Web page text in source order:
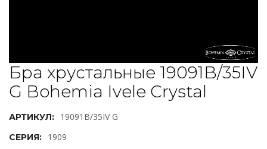
Бра хрустальные 19091B/35IV
G Bohemia Ivele Crystal
АРТИКУЛ: 19091B/35IV G
СЕРИЯ: 1909